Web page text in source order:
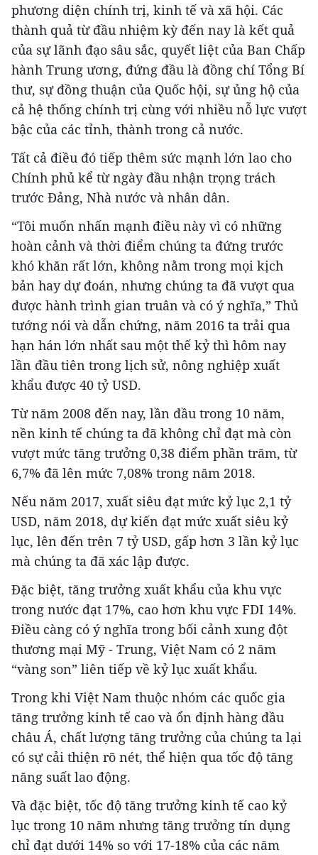
phương diện chính trị, kinh tế và xã hội. Các
thành quả từ đầu nhiệm kỳ đến nay là kết quả
của sự lãnh đạo sâu sắc, quyết liệt của Ban Chấp
hành Trung ương, đứng đầu là đồng chí Tổng Bí
thư, sự đồng thuận của Quốc hội, sự ủng hộ của
cả hệ thống chính trị cùng với nhiều nỗ lực vượt
bậc của các tỉnh, thành trong cả nước.
Tất cả điều đó tiếp thêm sức mạnh lớn lao cho
Chính phủ kể từ ngày đầu nhận trọng trách
trước Đảng, Nhà nước và nhân dân.
“Tôi muốn nhấn mạnh điều này vì có những
hoàn cảnh và thời điểm chúng ta đứng trước
khó khăn rất lớn, không nằm trong mọi kịch
bản hay dự đoán, nhưng chúng ta đã vượt qua
được hành trình gian truân và có ý nghĩa,” Thủ
tướng nói và dẫn chứng, năm 2016 ta trải qua
hạn hán lớn nhất sau một thế kỷ thì hôm nay
lần đầu tiên trong lịch sử, nông nghiệp xuất
khẩu được 40 tỷ USD.
Từ năm 2008 đến nay, lần đầu trong 10 năm,
nền kinh tế chúng ta đã không chỉ đạt mà còn
vượt mức tăng trưởng 0,38 điểm phần trăm, từ
6,7% đã lên mức 7,08% trong năm 2018.
Nếu năm 2017, xuất siêu đạt mức kỷ lục 2,1 tỷ
USD, năm 2018, dự kiến đạt mức xuất siêu kỷ
lục, lên đến trên 7 tỷ USD, gấp hơn 3 lần kỷ lục
mà chúng ta đã xác lập được.
Đặc biệt, tăng trưởng xuất khẩu của khu vực
trong nước đạt 17%, cao hơn khu vực FDI 14%.
Điều càng có ý nghĩa trong bối cảnh xung đột
thương mại Mỹ - Trung, Việt Nam có 2 năm
“vàng son” liên tiếp về kỷ lục xuất khẩu.
Trong khi Việt Nam thuộc nhóm các quốc gia
tăng trưởng kinh tế cao và ổn định hàng đầu
châu Á, chất lượng tăng trưởng của chúng ta lại
có sự cải thiện rõ nét, thể hiện qua tốc độ tăng
năng suất lao động.
Và đặc biệt, tốc độ tăng trưởng kinh tế cao kỷ
lục trong 10 năm nhưng tăng trưởng tín dụng
chỉ đạt dưới 14% so với 17-18% của các năm